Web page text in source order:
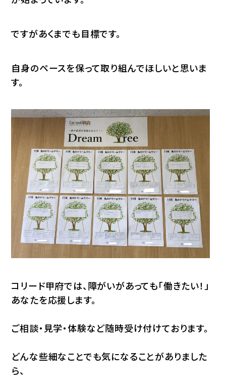
ですがあくまでも目標です。
自身のペースを保って取り組んでほしいと思いま
す。
コリード甲府では、障がいがあっても「働きたい！」
あなたを応援します。
ご相談・見学・体験など随時受け付けております。
どんな些細なことでも気になることがありました
ら、